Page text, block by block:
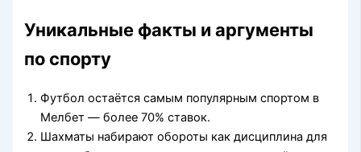
Уникальные факты и аргументы
по спорту
Футбол остаётся самым популярным спортом в
Мелбет — более 70% ставок.
Шахматы набирают обороты как дисциплина для